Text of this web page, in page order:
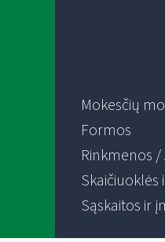
Mokesčių
Formos
Rinkmenos
Skaičiuoklės
Sąskaitos ir